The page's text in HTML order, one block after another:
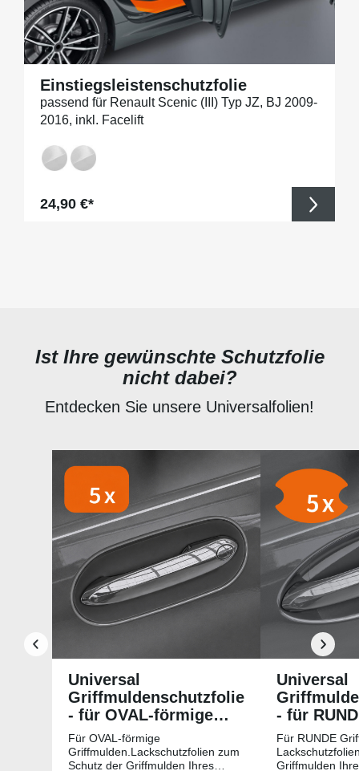
Einstiegsleistenschutzfolie
passend für Renault Scenic (III) Typ JZ, BJ 2009-
2016, inkl. Facelift
Regulärer Preis:
24,90 €*
Ist Ihre gewünschte Schutzfolie
nicht dabei?
Entdecken Sie unsere Universalfolien!
Universal
Griffmuldenschutzfolie
- für OVAL-förmige
Griffmulden
Für OVAL-förmige
Griffmulden.Lackschutzfolien zum
Schutz der Griffmulden Ihres
Universal
- für
Für RUNDE
Griffmulden